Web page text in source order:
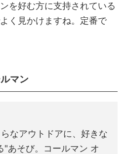
を好む方に支持されている
く見かけますね。定番で
マン
なアウトドアに、好きな
"あそび。コールマン オ